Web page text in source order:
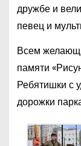
дружбе и
певец и
Всем
памяти
Ребятишки с
дорожки